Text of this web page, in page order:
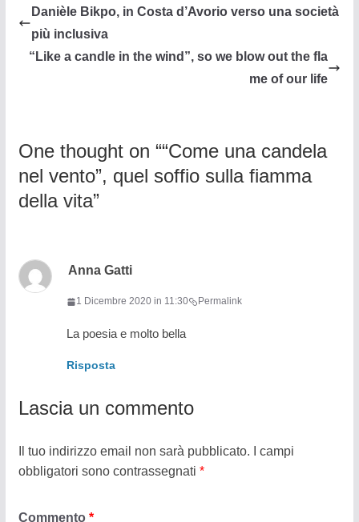
Danièle Bikpo, in Costa d’Avorio verso una società
più inclusiva
“Like a candle in the wind”, so we blow out the fla
me of our life
One thought on ““Come una candela
nel vento”, quel soffio sulla fiamma
della vita”
Anna Gatti
1 Dicembre 2020 in 11:30 Permalink
La poesia e molto bella
Risposta
Lascia un commento
Il tuo indirizzo email non sarà pubblicato.
I campi
obbligatori sono contrassegnati *
Commento *